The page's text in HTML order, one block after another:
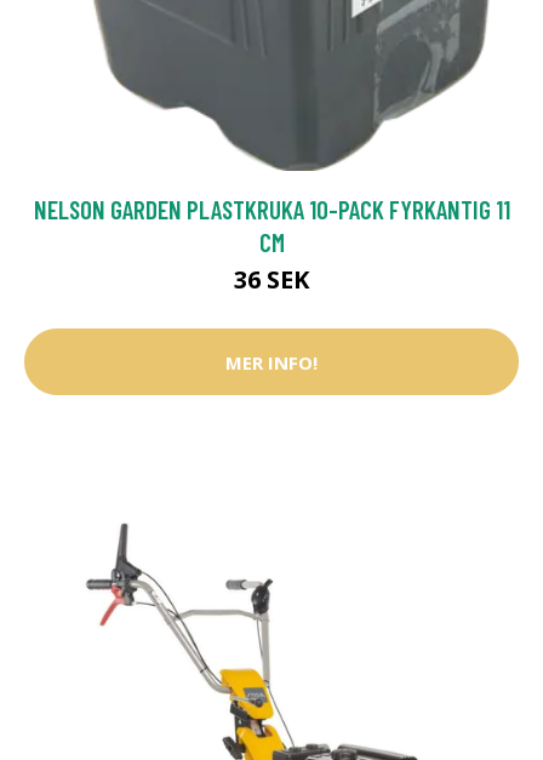
NELSON GARDEN PLASTKRUKA 10-PACK FYRKANTIG 11
CM
36 SEK
MER INFO!